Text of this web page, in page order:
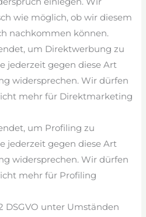
wie möglich, ob wir diesem
nachkommen können.
um Direktwerbung zu
jederzeit gegen diese Art
widersprechen. Wir dürfen
mehr für Direktmarketing
um Profiling zu
jederzeit gegen diese Art
widersprechen. Wir dürfen
mehr für Profiling
DSGVO unter Umständen